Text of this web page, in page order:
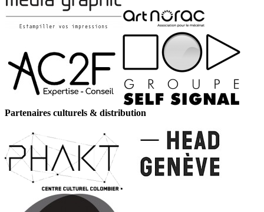
Partenaires culturels & distribution